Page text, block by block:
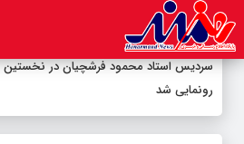
-
خانه»توجه به علاقه‌های مردم هنرمند